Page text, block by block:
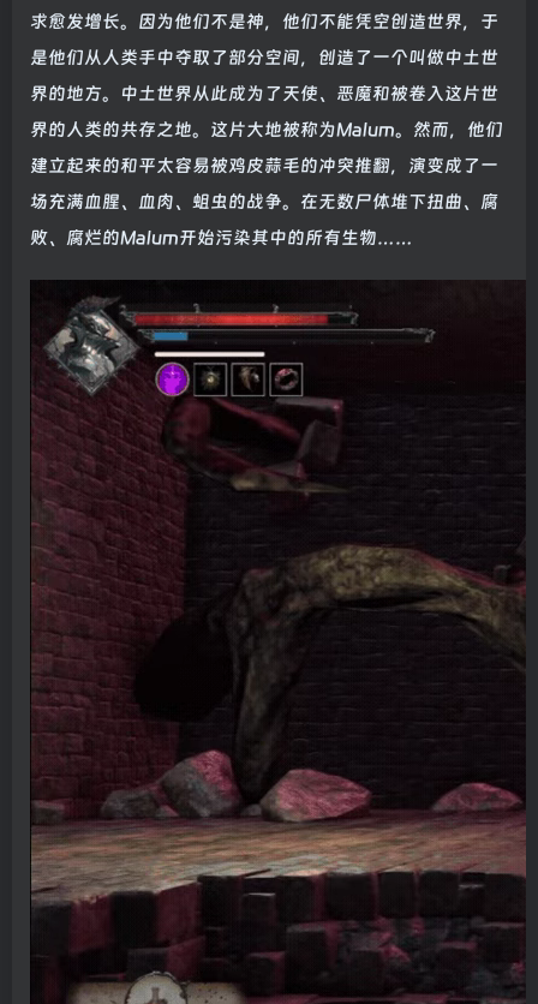
求愈发增长。因为他们不是神，他们不能凭空创造世界，于
是他们从人类手中夺取了部分空间，创造了一个叫做中土世
界的地方。中土世界从此成为了天使、恶魔和被卷入这片世
界的人类的共存之地。这片大地被称为Malum。然而，他们
建立起来的和平太容易被鸡皮蒜毛的冲突推翻，演变成了一
场充满血腥、血肉、蛆虫的战争。在无数尸体堆下扭曲、腐
败、腐烂的Malum开始污染其中的所有生物……